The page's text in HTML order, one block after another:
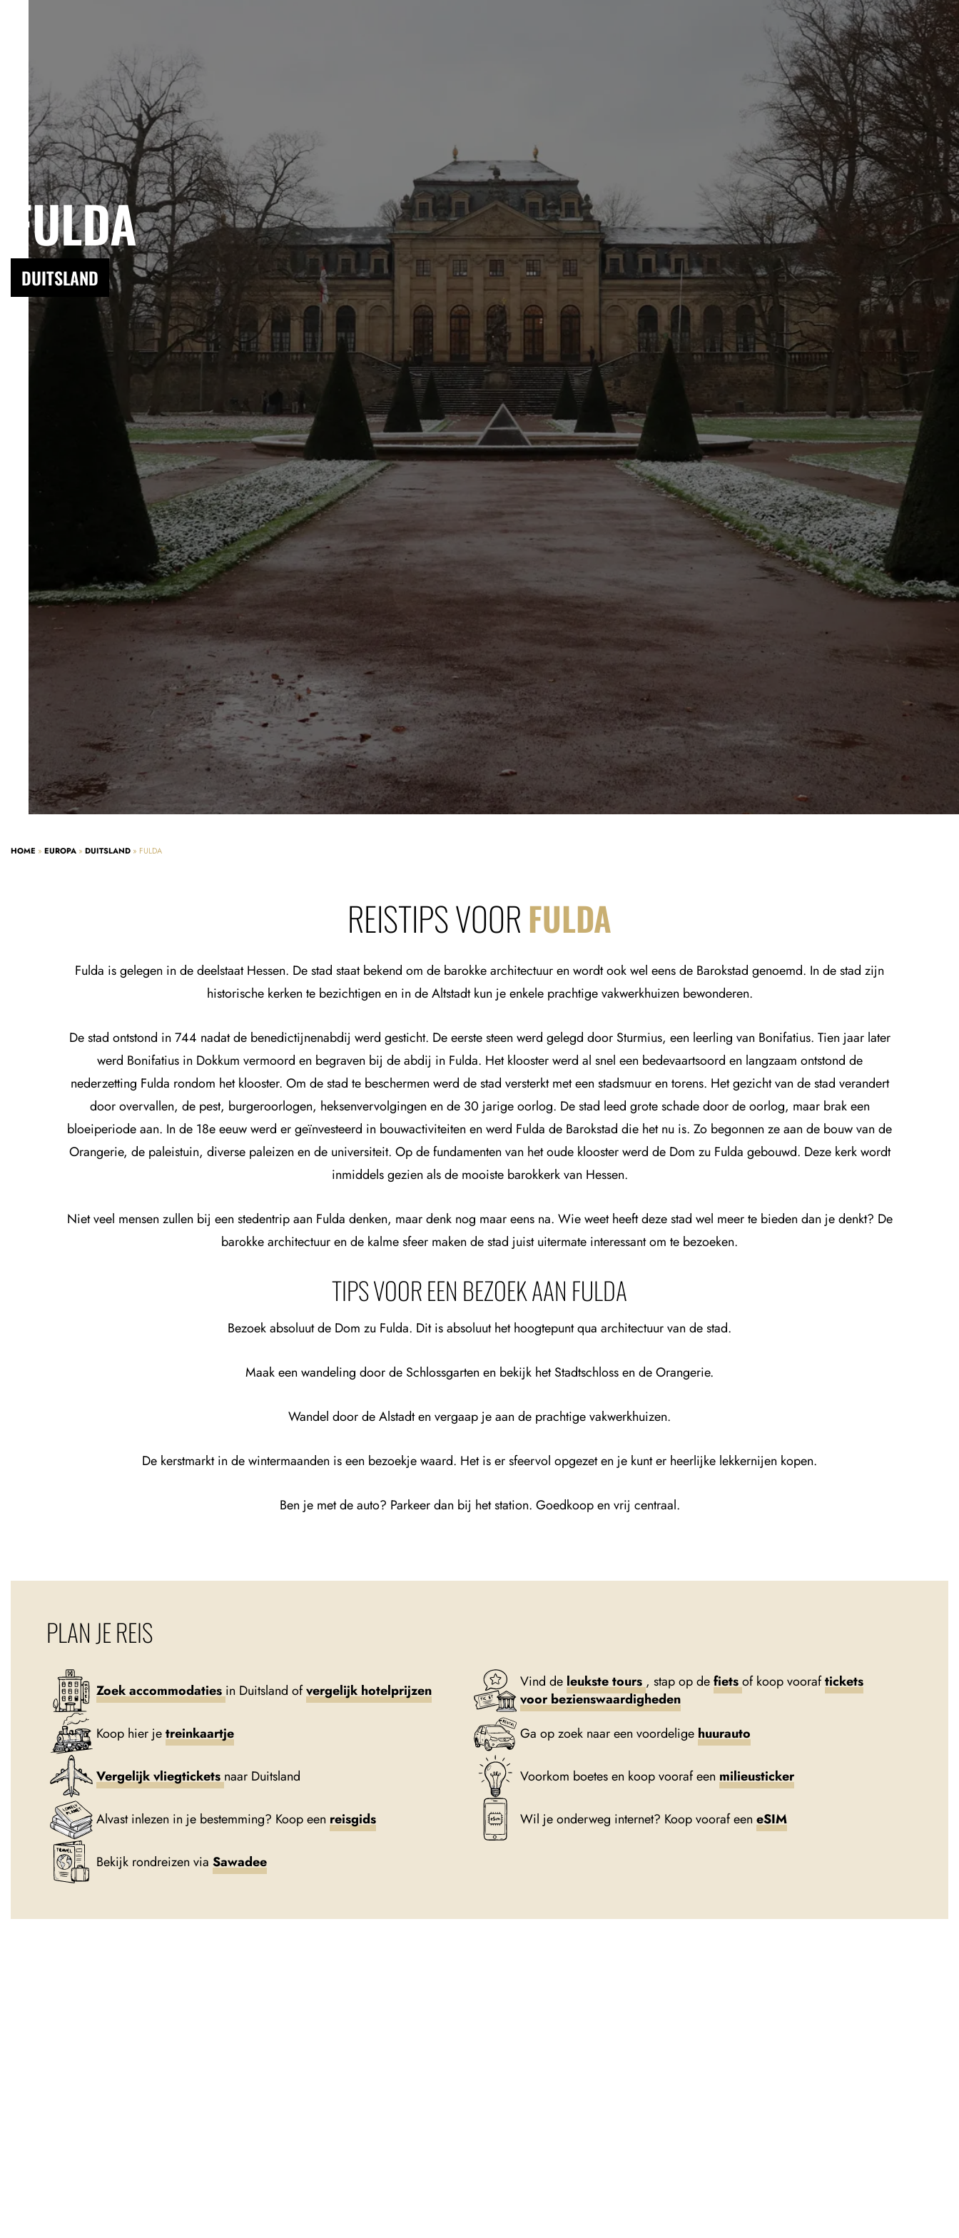
FULDA
DUITSLAND
HOME » EUROPA » DUITSLAND » FULDA
REISTIPS VOORFULDA
Fulda is gelegen in de deelstaat Hessen. De stad staat bekend om de barokke architectuur en wordt ook wel eens de Barokstad genoemd. In de stad zijn
historische kerken te bezichtigen en in de Altstadt kun je enkele prachtige vakwerkhuizen bewonderen.
De stad ontstond in 744 nadat de benedictijnenabdij werd gesticht. De eerste steen werd gelegd door Sturmius, een leerling van Bonifatius. Tien jaar later
werd Bonifatius in Dokkum vermoord en begraven bij de abdij in Fulda. Het klooster werd al snel een bedevaartsoord en langzaam ontstond de
nederzetting Fulda rondom het klooster. Om de stad te beschermen werd de stad versterkt met een stadsmuur en torens. Het gezicht van de stad verandert
door overvallen, de pest, burgeroorlogen, heksenvervolgingen en de 30 jarige oorlog. De stad leed grote schade door de oorlog, maar brak een
bloeiperiode aan. In de 18e eeuw werd er geïnvesteerd in bouwactiviteiten en werd Fulda de Barokstad die het nu is. Zo begonnen ze aan de bouw van de
Orangerie, de paleistuin, diverse paleizen en de universiteit. Op de fundamenten van het oude klooster werd de Dom zu Fulda gebouwd. Deze kerk wordt
inmiddels gezien als de mooiste barokkerk van Hessen.
Niet veel mensen zullen bij een stedentrip aan Fulda denken, maar denk nog maar eens na. Wie weet heeft deze stad wel meer te bieden dan je denkt? De
barokke architectuur en de kalme sfeer maken de stad juist uitermate interessant om te bezoeken.
TIPS VOOR EEN BEZOEK AAN FULDA
Bezoek absoluut de Dom zu Fulda. Dit is absoluut het hoogtepunt qua architectuur van de stad.
Maak een wandeling door de Schlossgarten en bekijk het Stadtschloss en de Orangerie.
Wandel door de Alstadt en vergaap je aan de prachtige vakwerkhuizen.
De kerstmarkt in de wintermaanden is een bezoekje waard. Het is er sfeervol opgezet en je kunt er heerlijke lekkernijen kopen.
Ben je met de auto? Parkeer dan bij het station. Goedkoop en vrij centraal.
PLAN JE REIS
Zoek accommodaties in Duitsland ofvergelijk hotelprijzen Vind de leukste tours , stap op defietsof koop vooraftickets
voor bezienswaardigheden
Koop hier jetreinkaartje Ga op zoek naar een voordelige huurauto
Vergelijk vliegtickets naar Duitsland Voorkom boetes en koop vooraf een milieusticker
Alvast inlezen in je bestemming? Koop een reisgids Wil je onderweg internet? Koop vooraf een eSIM
Bekijk rondreizen via Sawadee